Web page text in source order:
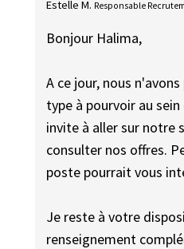
Estelle M. Responsable
Bonjour Halima,
A ce jour, nous
type à pourvoir au
invite à aller sur notre
consulter nos offres.
poste pourrait vous
Je reste à votre
renseignement